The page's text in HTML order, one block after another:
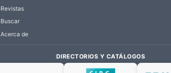
Revistas
Buscar
Acerca de
DIRECTORIOS Y CATÁLOGOS